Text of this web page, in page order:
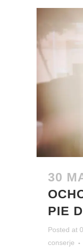
30
PIE
Posted at
conserje